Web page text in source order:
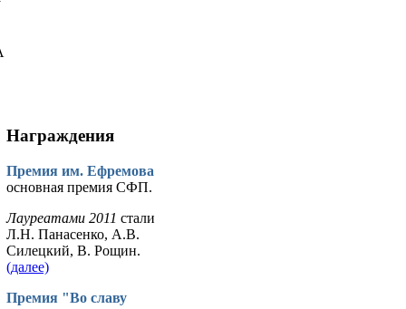
Награждения
Премия им. Ефремова
основная премия СФП.
Лауреатами 2011 стали
Л.Н. Панасенко, А.В.
Силецкий, В. Рощин.
(далее)
Премия "Во славу